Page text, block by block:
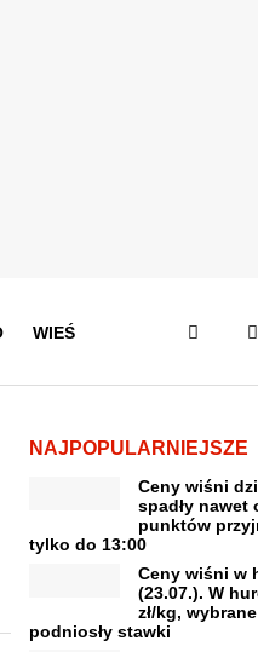
WIEŚ
NAJPOPULARNIEJSZE
Ceny wiśni
spadły nawet
punktów
tylko do 13:00
Ceny wiśni w
(23.07.). W
zł/kg,
podniosły stawki